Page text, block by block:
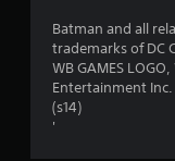
Batman and all
trademarks of DC
WB GAMES
Entertainment Inc.
(s14)
'